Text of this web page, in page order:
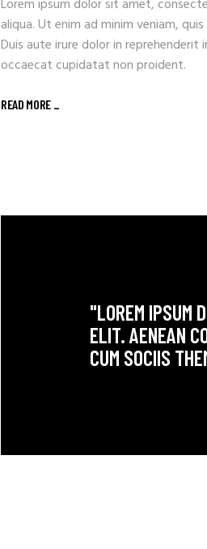
Lorem ipsum dolor sit amet,
aliqua. Ut enim ad minim veniam,
Duis aute irure dolor in
occaecat cupidatat non proident.
READ MORE _
"LOREM IPSUM
ELIT. AENEAN
CUM SOCIIS